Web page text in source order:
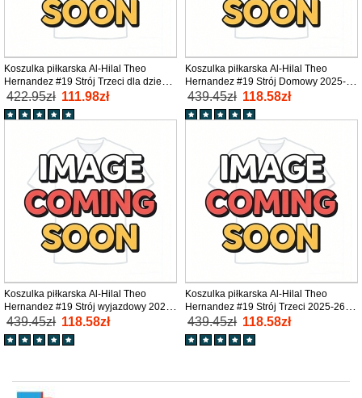
Koszulka piłkarska Al-Hilal Theo
Hernandez #19 Strój Trzeci dla dzieci
2025-26 tanio Krótki Rękaw (+ Krótkie
spodenki)
422.95zł 111.98zł
Koszulka piłkarska Al-Hilal Theo
Hernandez #19 Strój Domowy 2025-26
tanio Krótki Rękaw
439.45zł 118.58zł
Koszulka piłkarska Al-Hilal Theo
Hernandez #19 Strój wyjazdowy 2025-
26 tanio Krótki Rękaw
439.45zł 118.58zł
Koszulka piłkarska Al-Hilal Theo
Hernandez #19 Strój Trzeci 2025-26
tanio Krótki Rękaw
439.45zł 118.58zł